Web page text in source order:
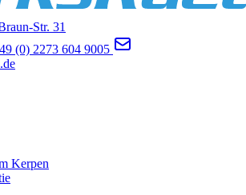
Str. 31
(0) 2273 604 9005
Kerpen